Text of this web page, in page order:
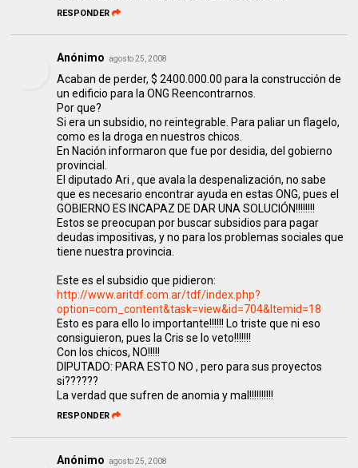
RESPONDER
Anónimo agosto 25, 2008
Acaban de perder, $ 2400.000.00 para la construcción de
un edificio para la ONG Reencontrarnos.
Por que?
Si era un subsidio, no reintegrable. Para paliar un flagelo,
como es la droga en nuestros chicos.
En Nación informaron que fue por desidia, del gobierno
provincial.
El diputado Ari , que avala la despenalización, no sabe
que es necesario encontrar ayuda en estas ONG, pues el
GOBIERNO ES INCAPAZ DE DAR UNA SOLUCIÓN!!!!!!!!
Estos se preocupan por buscar subsidios para pagar
deudas impositivas, y no para los problemas sociales que
tiene nuestra provincia.
Este es el subsidio que pidieron:
http://www.aritdf.com.ar/tdf/index.php?
option=com_content&task=view&id=704&Itemid=18
Esto es para ello lo importante!!!!!! Lo triste que ni eso
consiguieron, pues la Cris se lo veto!!!!!!!
Con los chicos, NO!!!!!
DIPUTADO: PARA ESTO NO , pero para sus proyectos
si??????
La verdad que sufren de anomia y mal!!!!!!!!!!
RESPONDER
Anónimo agosto 25, 2008